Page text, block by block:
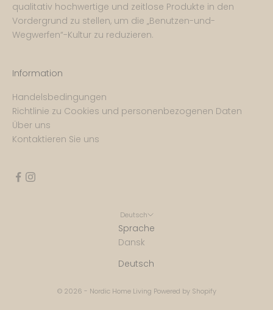
qualitativ hochwertige und zeitlose Produkte in den
Vordergrund zu stellen, um die „Benutzen-und-
Wegwerfen“-Kultur zu reduzieren.
Information
Handelsbedingungen
Richtlinie zu Cookies und personenbezogenen Daten
Über uns
Kontaktieren Sie uns
Deutsch
Sprache
Dansk
Deutsch
© 2026 - Nordic Home Living Powered by Shopify